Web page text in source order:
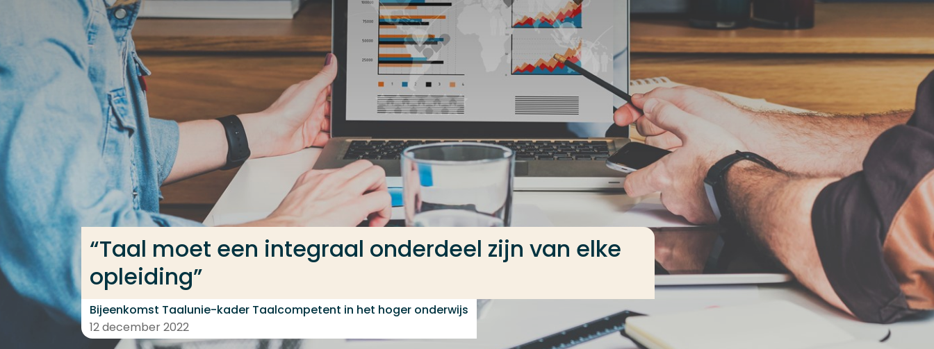
Ga direct naar de content
“Taal moet een integraal onderdeel zijn van elke
opleiding”
Bijeenkomst Taalunie-kader Taalcompetent in het hoger onderwijs
12 december 2022
Veel gezocht
Opleiding
Contact